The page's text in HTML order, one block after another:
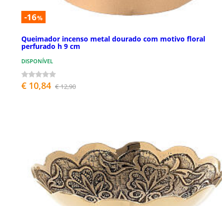
-16%
Queimador incenso metal dourado com motivo floral
perfurado h 9 cm
DISPONÍVEL
€ 10,84 € 12,90